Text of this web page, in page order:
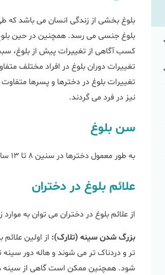
بلوغ بخشی از زندگی انسان می باشد که
بلوغ جنسی می رسد. همچنین در حین
کسب آگاهی از تغییرات پیش از بلوغ،
تغییرات بلوغ در دخترها و پسرها
نیز در فرد می گردند.
سن بلوغ
به طور معمول دخترها در سنین 8 تا 13 سالگی به بلوغ می رسند و سن بلوغ در پسرها 9 تا 14 سال می باشد.
علائم بلوغ در دختران
از علائم بلوغ در دختران می توان به موارد
بزرگ شدن سینه (تلارک):
شود. همچنین ممکن است گاهی از سینه